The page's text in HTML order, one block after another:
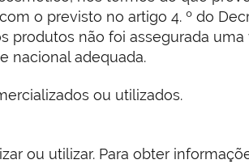
o previsto no artigo 4. º do
produtos não foi assegurada uma
nacional adequada.
ou utilizados.
ou utilizar. Para obter